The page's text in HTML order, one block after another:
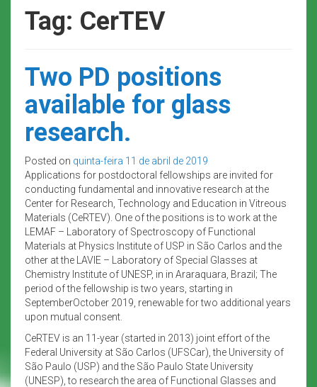
Tag: CerTEV
Two PD positions
available for glass
research.
Posted on quinta-feira 11 de abril de 2019
Applications for postdoctoral fellowships are invited for
conducting fundamental and innovative research at the
Center for Research, Technology and Education in Vitreous
Materials (CeRTEV). One of the positions is to work at the
LEMAF – Laboratory of Spectroscopy of Functional
Materials at Physics Institute of USP in São Carlos and the
other at the LAVIE – Laboratory of Special Glasses at
Chemistry Institute of UNESP, in in Araraquara, Brazil; The
period of the fellowship is two years, starting in
SeptemberOctober 2019, renewable for two additional years
upon mutual consent.
CeRTEV is an 11-year (started in 2013) joint effort of the
Federal University at São Carlos (UFSCar), the University of
São Paulo (USP) and the São Paulo State University
(UNESP), to research the area of Functional Glasses and